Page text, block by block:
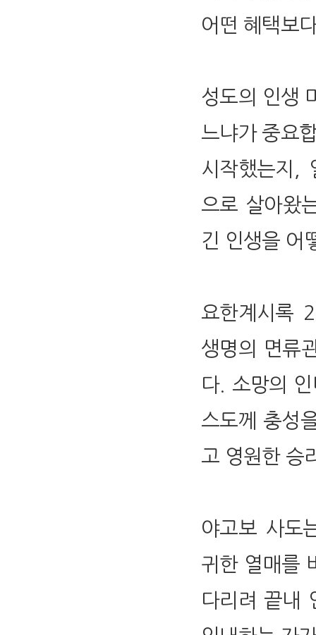
어떤 혜택보
성도의 인생
느냐가 중요
시작했는지,
으로 살아왔
긴 인생을 어
요한계시록
생명의 면류
다. 소망의
스도께 충성
고 영원한 승
야고보 사도
귀한 열매를
다리려 끝내